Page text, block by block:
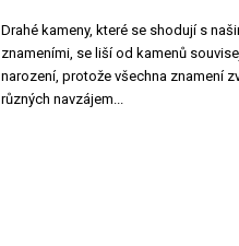
Drahé kameny, které se shodují s
znameními, se liší od kamenů
narození, protože všechna znamení
různých navzájem...